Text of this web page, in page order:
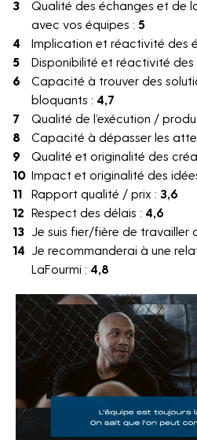
Qualité des échanges et de
avec vos équipes : 5
Implication et réactivité des
Disponibilité et réactivité des
Capacité à trouver des
bloquants : 4,7
Qualité de l’exécution /
Capacité à dépasser les
Qualité et originalité des
Impact et originalité des
Rapport qualité / prix : 3,6
Respect des délais : 4,6
Je suis fier/fière de travailler
Je recommanderai à une
LaFourmi : 4,8
Les champs suivis d'une * sont
obligatoires